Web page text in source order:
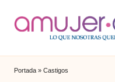
Portada » Castigos